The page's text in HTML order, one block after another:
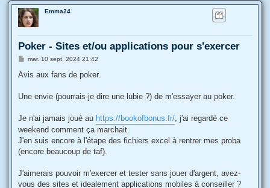
Emma24
Poker - Sites et/ou applications pour s'exercer
M
s
g
mar. 10 sept. 2024 21:42
Avis aux fans de poker.
Une envie (pourrais-je dire une lubie ?) de m'essayer au poker.
Je n'ai jamais joué au https://bookofbonus.fr/, j'ai regardé ce
weekend comment ça marchait.
J'en suis encore à l'étape des fichiers excel à rentrer mes proba
(encore beaucoup de taf).
J'aimerais pouvoir m'exercer et tester sans jouer d'argent, avez-
vous des sites et idealement applications mobiles à conseiller ?